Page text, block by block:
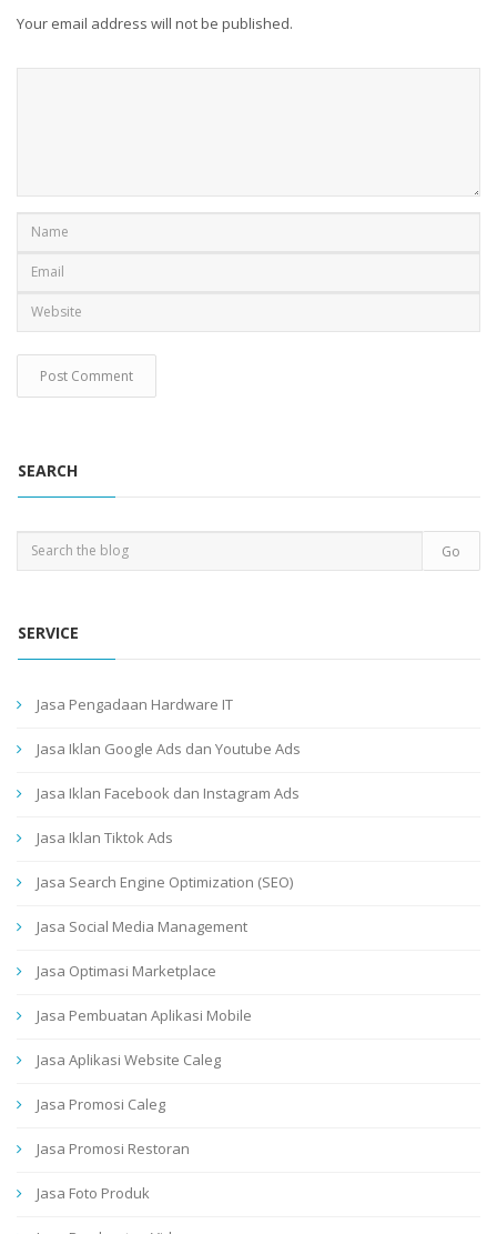
Your email address will not be published.
SEARCH
SERVICE
Jasa Pengadaan Hardware IT
Jasa Iklan Google Ads dan Youtube Ads
Jasa Iklan Facebook dan Instagram Ads
Jasa Iklan Tiktok Ads
Jasa Search Engine Optimization (SEO)
Jasa Social Media Management
Jasa Optimasi Marketplace
Jasa Pembuatan Aplikasi Mobile
Jasa Aplikasi Website Caleg
Jasa Promosi Caleg
Jasa Promosi Restoran
Jasa Foto Produk